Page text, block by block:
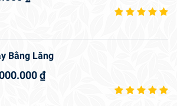
Bằng Lăng
₫